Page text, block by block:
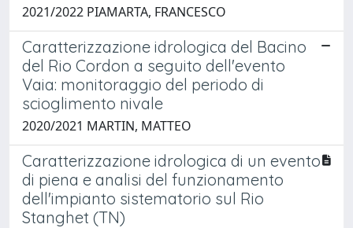
2021/2022 PIAMARTA, FRANCESCO
Caratterizzazione idrologica del Bacino
del Rio Cordon a seguito dell'evento
Vaia: monitoraggio del periodo di
scioglimento nivale
2020/2021 MARTIN, MATTEO
Caratterizzazione idrologica di un evento
di piena e analisi del funzionamento
dell'impianto sistematorio sul Rio
Stanghet (TN)